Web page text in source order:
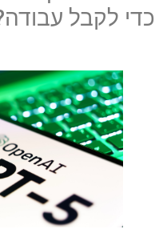
כדי לקבל